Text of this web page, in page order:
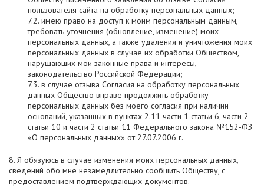
пользователя сайта на обработку персональных данных;
7.2. имею право на доступ к моим персональным данным,
требовать уточнения (обновление, изменение) моих
персональных данных, а также удаления и уничтожения моих
персональных данных в случае их обработки Обществом,
нарушающих мои законные права и интересы,
законодательство Российской Федерации;
7.3. в случае отзыва Согласия на обработку персональных
данных Общество вправе продолжить обработку
персональных данных без моего согласия при наличии
оснований, указанных в пунктах 2.11 части 1 статьи 6, части 2
статьи 10 и части 2 статьи 11 Федерального закона №152-ФЗ
«О персональных данных» от 27.07.2006 г.
8. Я обязуюсь в случае изменения моих персональных данных,
сведений обо мне незамедлительно сообщить Обществу, с
предоставлением подтверждающих документов.